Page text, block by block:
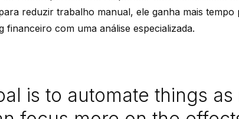
reduzir trabalho manual, ele ganha mais
financeiro com uma análise especializada.
is to automate things as